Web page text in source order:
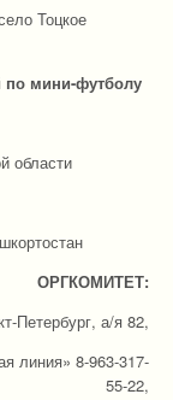
Тоцкое
мини-футболу
области
ОРГКОМИТЕТ:
Петербург, а/я 82,
линия» 8-963-317-
55-22,